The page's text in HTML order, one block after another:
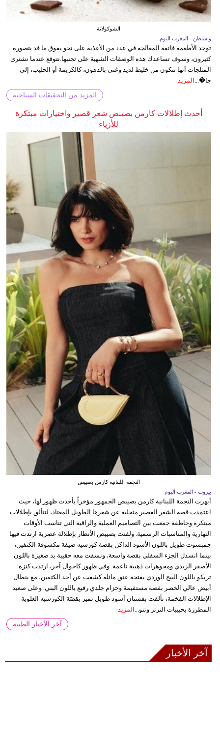
الشوكولاتة
واشنطن - المغرب اليوم
توجد الأطعمة فائقة المعالجة في عدد من الأغذية على نحو يفوق ما قد يتصوره
كثيرون، وسوف تساعدك هذه الوصفات الشهية على تجنبها.نتوقع عندما نشتري
المثلجات أنها تتكون من خليط لذيذ وغني بالدهون، كالكريمة أو الحليب، إلى
جا�...
المزيد
المزيد من التحقيقات السياحية
أحدث إطلالات كارمن بصيبص شعر قصير واختيارات مبتكرة
للأزياء
النجمة اللبنانية كارمن بصيبص
بيروت - المغرب اليوم
أبهرت النجمة اللبنانية كارمن بصيبص الجمهور مؤخراً بأحدث ظهور لها، حيث
اعتمدت قصة الشعر القصير متخلية عن شعرها الطويل المعتاد، لتتألق بإطلالات
مبتكرة وخاطفة جمعت بين التصاميم العملية والراقية التي تناسب الأوقات
النهارية والمناسبات الرسمية. ولفتت بصيبص الأنظار بإطلالة عصرية ارتدت فيها
جمبسوت طويل باللون الأسود الداكن بقصة كورسيه ضيقة مكشوفة الكتفين،
بينما انسدل الجزء السفلي بقصة واسعة، ونسقت معه حقيبة يد صغيرة باللون
الأصفر الزبدي ومجوهرات ذهبية ناعمة. وفي ظهور كاجوال آخر، ارتدت كنزة
تريكو باللون البيج الوردي بفتحة عنق مائلة كشفت عن أحد الكتفين، مع بنطال
أبيض عالي الخصر بقصة مستقيمة وحزام جلدي رفيع باللون البني. وعلى صعيد
الإطلالات الفخمة، تألقت بفستان أسود طويل تميز بقصّة الكورسيه العلوية
المطرزة بحبيبات الترتر وتنو...
المزيد
آخر الأخبار الطبية
آخر الأخبار